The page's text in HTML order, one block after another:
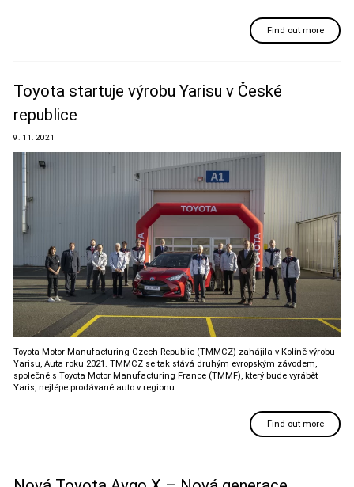
Find out more
Toyota startuje výrobu Yarisu v České
republice
9. 11. 2021
Toyota Motor Manufacturing Czech Republic (TMMCZ) zahájila v Kolíně výrobu
Yarisu, Auta roku 2021. TMMCZ se tak stává druhým evropským závodem,
společně s Toyota Motor Manufacturing France (TMMF), který bude vyrábět
Yaris, nejlépe prodávané auto v regionu.
Find out more